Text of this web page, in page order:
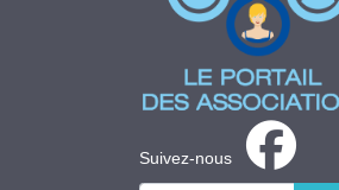
Suivez-nous